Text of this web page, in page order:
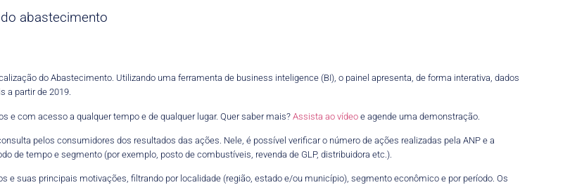
abastecimento
do Abastecimento. Utilizando uma ferramenta de business inteligence (BI), o painel apresenta, de forma interativa, dados
a partir de 2019.
e com acesso a qualquer tempo e de qualquer lugar. Quer saber mais?Assista ao vídeo e agende uma demonstração.
pelos consumidores dos resultados das ações. Nele, é possível verificar o número de ações realizadas pela ANP e a
de tempo e segmento (por exemplo, posto de combustíveis, revenda de GLP, distribuidora etc.).
e suas principais motivações, filtrando por localidade (região, estado e/ou município), segmento econômico e por período. Os